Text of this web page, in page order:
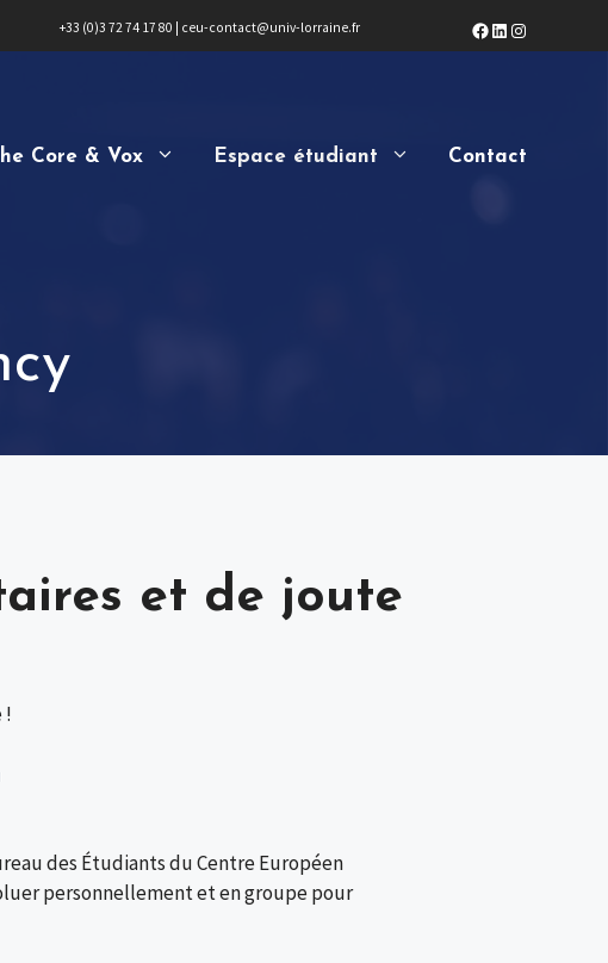
+33 (0)3 72 74 17 80 ceu-contact@univ-lorraine.fr Facebook
LinkedIn
Instagram
Core & Vox Espace étudiant Contact
et de joute
!
des Étudiants du Centre Européen
personnellement et en groupe pour